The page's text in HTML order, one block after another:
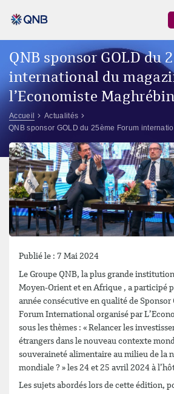
QNB sponsor GOLD du
international du
l’Economiste
Accueil
Actualités
QNB sponsor GOLD du 25ème Forum
Publié le : 7 Mai 2024
Le Groupe QNB, la plus grande
Moyen-Orient et en Afrique , a participé
année consécutive en qualité de Sponsor
Forum International organisé par
sous les thèmes : « Relancer les
étrangers dans le nouveau contexte
souveraineté alimentaire au milieu de la
mondiale ? » les 24 et 25 avril 2024 à
Les sujets abordés lors de cette édition,